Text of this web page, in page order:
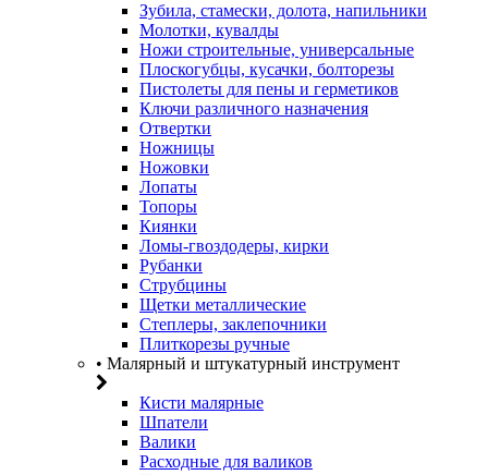
Зубила, стамески, долота, напильники
Молотки, кувалды
Ножи строительные, универсальные
Плоскогубцы, кусачки, болторезы
Пистолеты для пены и герметиков
Ключи различного назначения
Отвертки
Ножницы
Ножовки
Лопаты
Топоры
Киянки
Ломы-гвоздодеры, кирки
Рубанки
Струбцины
Щетки металлические
Степлеры, заклепочники
Плиткорезы ручные
• Малярный и штукатурный инструмент
Кисти малярные
Шпатели
Валики
Расходные для валиков